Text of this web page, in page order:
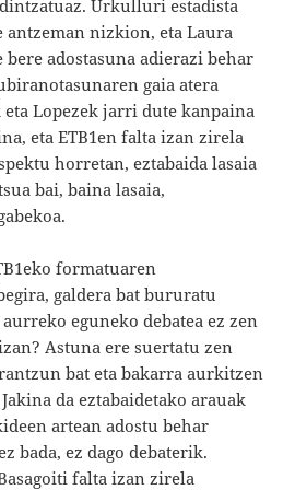
Urkulluri estadista
antzeman nizkion, eta Laura
adostasuna adierazi behar
gaia atera
eta Lopezek jarri dute kanpaina
eta ETB1en falta izan zirela
horretan, eztabaida lasaia
bai, baina lasaia,
formatuaren
galdera bat bururatu
eguneko debatea ez zen
Astuna ere suertatu zen
bat eta bakarra aurkitzen
da eztabaidetako arauak
artean adostu behar
bada, ez dago debaterik.
falta izan zirela